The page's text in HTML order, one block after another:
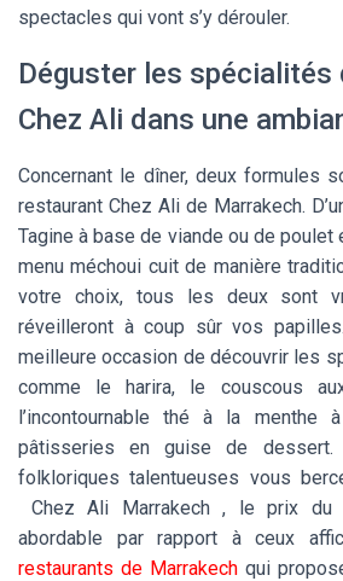
spectacles qui vont s’y dérouler.
Déguster les spécialités
Chez Ali dans une
Concernant le dîner, deux formules
restaurant Chez Ali de Marrakech.
Tagine à base de viande ou de poulet
menu méchoui cuit de manière
votre choix, tous les deux sont
réveilleront à coup sûr vos
meilleure occasion de découvrir les
comme le harira, le couscous
l’incontournable thé à la menthe
pâtisseries en guise de
folkloriques talentueuses vous
Chez Ali Marrakech , le prix du
abordable par rapport à ceux
restaurants de Marrakech qui